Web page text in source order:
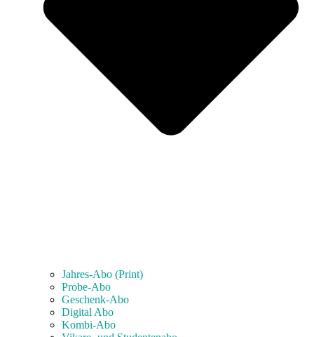
Jahres-Abo (Print)
Probe-Abo
Geschenk-Abo
Digital Abo
Kombi-Abo